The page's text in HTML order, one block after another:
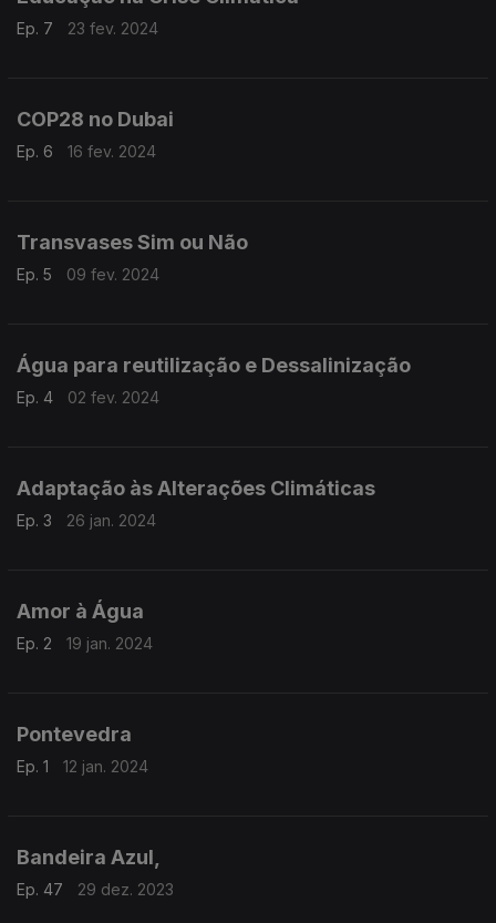
Ep. 7 23 fev. 2024
COP28 no Dubai
Ep. 6 16 fev. 2024
Transvases Sim ou Não
Ep. 5 09 fev. 2024
Água para reutilização e Dessalinização
Ep. 4 02 fev. 2024
Adaptação às Alterações Climáticas
Ep. 3 26 jan. 2024
Amor à Água
Ep. 2 19 jan. 2024
Pontevedra
Ep. 1 12 jan. 2024
Bandeira Azul,
Ep. 47 29 dez. 2023